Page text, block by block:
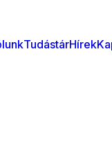
TudástárHírek